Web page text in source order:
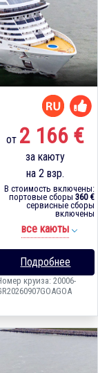
от 2 166 €
за каюту
на 2 взр.
В стоимость включены:
портовые сборы 360 €
сервисные сборы
включены
все каюты
Подробнее
круиза: 20006-